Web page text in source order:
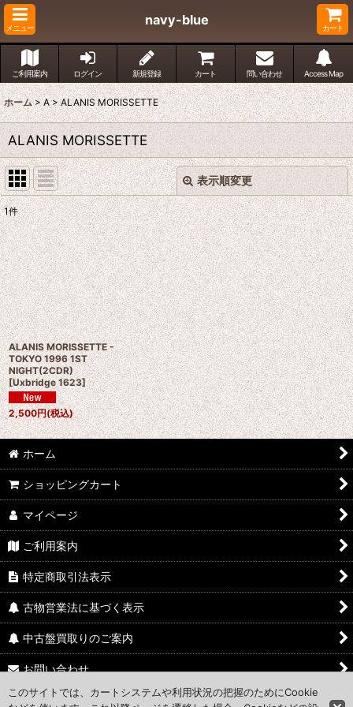
メニュー
navy-blue
カート
ご利用案内 ログイン 新規登録 カート 問い合わせ Access Map
ホーム > A > ALANIS MORISSETTE
ALANIS MORISSETTE
表示順変更
表示数:
並び順:
絞り込む
閉じる
1件
ALANIS MORISSETTE -
TOKYO 1996 1ST
NIGHT(2CDR)
[Uxbridge 1623]
2,500円(税込)
ホーム
ショッピングカート
マイページ
ご利用案内
特定商取引法表示
古物営業法に基づく表示
中古盤買取りのご案内
お問い合わせ
Access Map
このサイトでは、カートシステムや利用状況の把握のためにCookie